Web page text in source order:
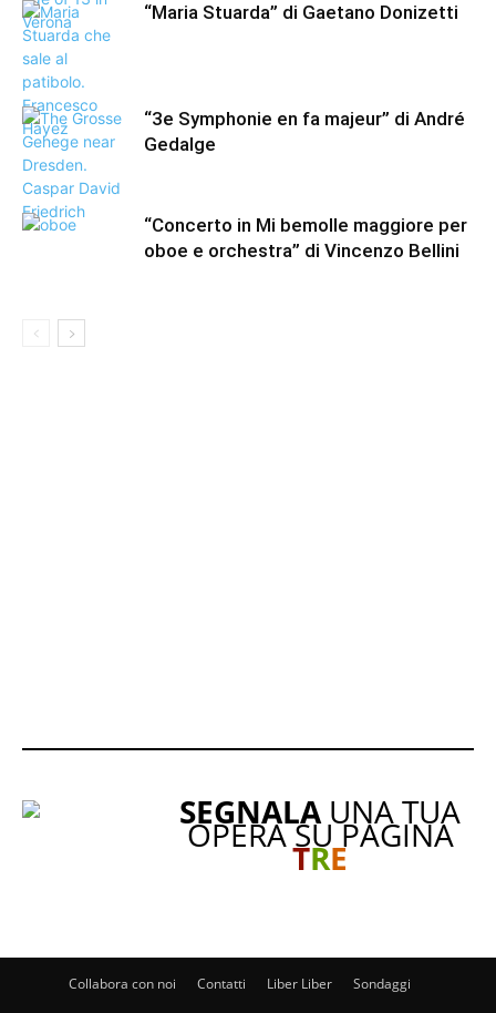
“Maria Stuarda” di Gaetano Donizetti
“3e Symphonie en fa majeur” di André
Gedalge
“Concerto in Mi bemolle maggiore per
oboe e orchestra” di Vincenzo Bellini
SEGNALAUNA TUA
OPERA SU PAGINA
TRE
Collabora con noi Contatti Liber Liber Sondaggi